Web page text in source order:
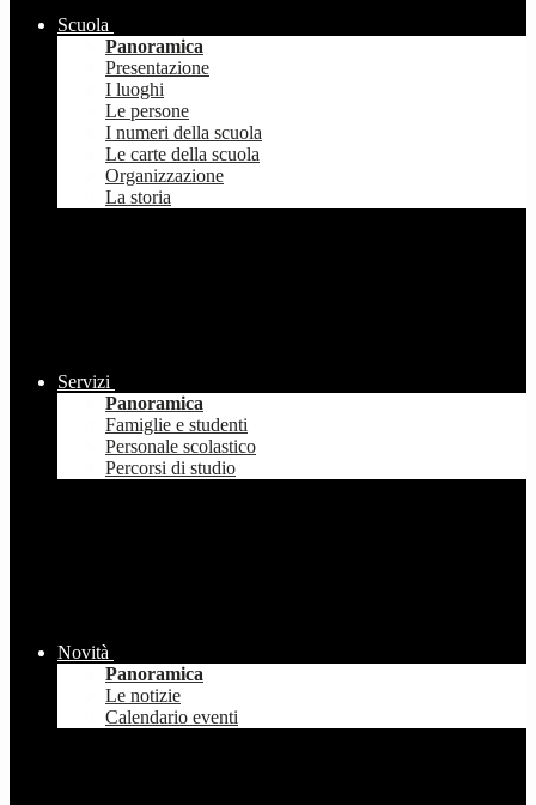
Scuola
Panoramica
Presentazione
I luoghi
Le persone
I numeri della scuola
Le carte della scuola
Organizzazione
La storia
Servizi
Panoramica
Famiglie e studenti
Personale scolastico
Percorsi di studio
Novità
Panoramica
Le notizie
Calendario eventi